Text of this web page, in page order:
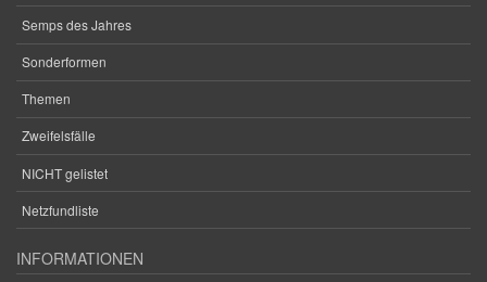
Semps des Jahres
Sonderformen
Themen
Zweifelsfälle
NICHT gelistet
Netzfundliste
INFORMATIONEN